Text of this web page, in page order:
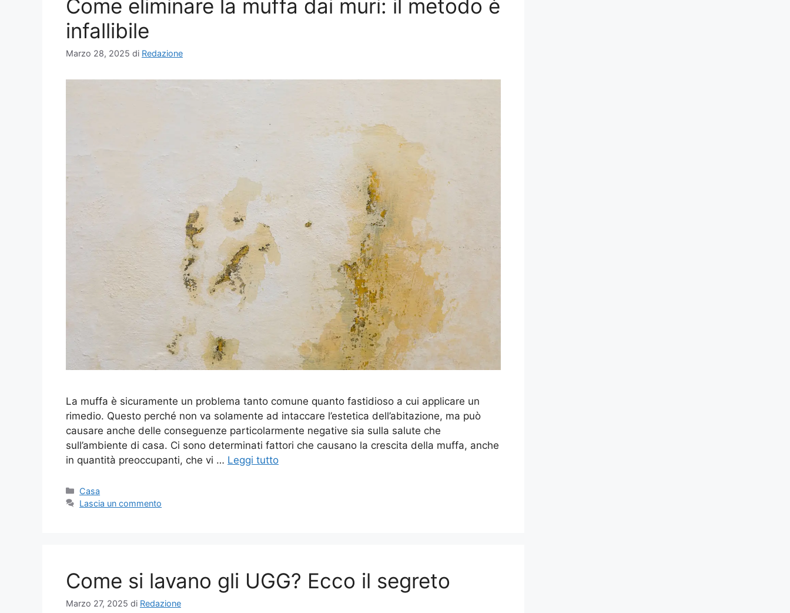
Come eliminare la muffa dai muri: il metodo è
infallibile
Marzo 28, 2025 di Redazione
La muffa è sicuramente un problema tanto comune quanto fastidioso a cui applicare un
rimedio. Questo perché non va solamente ad intaccare l’estetica dell’abitazione, ma può
causare anche delle conseguenze particolarmente negative sia sulla salute che
sull’ambiente di casa. Ci sono determinati fattori che causano la crescita della muffa, anche
in quantità preoccupanti, che vi … Leggi tutto
Categorie
Casa
Lascia un commento
Come si lavano gli UGG? Ecco il segreto
Marzo 27, 2025 di Redazione